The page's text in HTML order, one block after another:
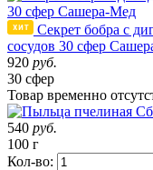
Секрет бобра с
сосудов 30 сфер
920 руб.
30 сфер
Товар временно
540 руб.
100 г
Кол-во: